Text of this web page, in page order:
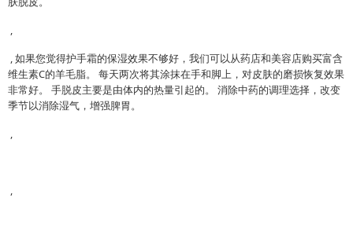
,
, 如果您觉得护手霜的保湿效果不够好，我们可以从药店和美容店购买富含
维生素C的羊毛脂。 每天两次将其涂抹在手和脚上，对皮肤的磨损恢复效果
非常好。 手脱皮主要是由体内的热量引起的。 消除中药的调理选择，改变
季节以消除湿气，增强脾胃。
,
,